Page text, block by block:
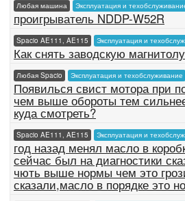
Любая машина Эксплуатация и
проигрыватель NDDP-W52R
Spacio AE111, AE115 Эксплуатация и
Как снять заводскую
Любая Spacio Эксплуатация и техобслуживание
Появилься свист мотора при
чем выше обороты тем
куда смотреть?
Spacio AE111, AE115 Эксплуатация и
год назад менял масло в
сейчас был на диагностики
чють выше нормы чем это
сказали,масло в порядке это